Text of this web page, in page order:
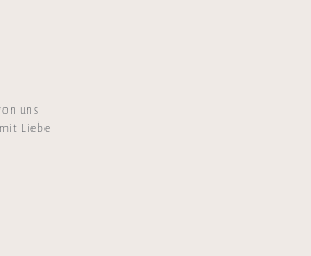
uns
Liebe